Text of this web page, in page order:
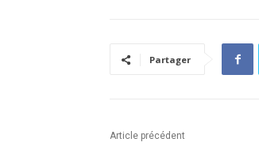
Partager
Article précédent